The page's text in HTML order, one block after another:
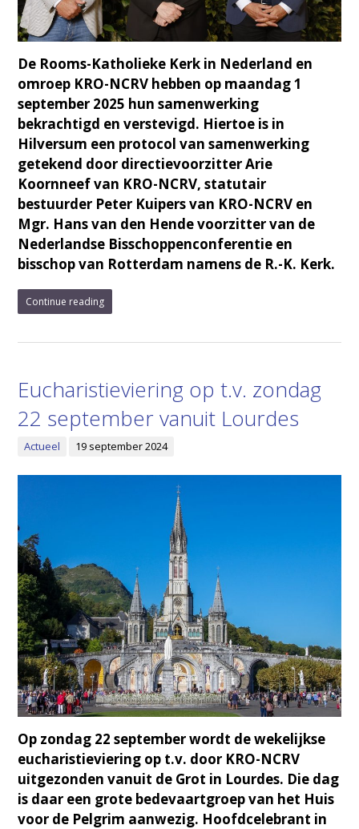
De Rooms-Katholieke Kerk in Nederland en
omroep KRO-NCRV hebben op maandag 1
september 2025 hun samenwerking
bekrachtigd en verstevigd. Hiertoe is in
Hilversum een protocol van samenwerking
getekend door directievoorzitter Arie
Koornneef van KRO-NCRV, statutair
bestuurder Peter Kuipers van KRO-NCRV en
Mgr. Hans van den Hende voorzitter van de
Nederlandse Bisschoppenconferentie en
bisschop van Rotterdam namens de R.-K. Kerk.
Continue reading
Eucharistieviering op t.v. zondag
22 september vanuit Lourdes
Actueel 19 september 2024
Op zondag 22 september wordt de wekelijkse
eucharistieviering op t.v. door KRO-NCRV
uitgezonden vanuit de Grot in Lourdes. Die dag
is daar een grote bedevaartgroep van het Huis
voor de Pelgrim aanwezig. Hoofdcelebrant in